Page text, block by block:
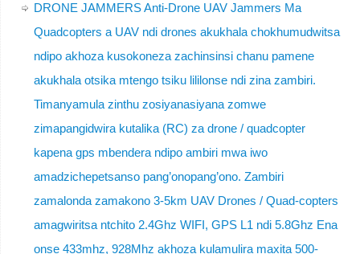
DRONE JAMMERS Anti-Drone UAV Jammers Ma
Quadcopters a UAV ndi drones akukhala chokhumudwitsa
ndipo akhoza kusokoneza zachinsinsi chanu pamene
akukhala otsika mtengo tsiku lililonse ndi zina zambiri.
Timanyamula zinthu zosiyanasiyana zomwe
zimapangidwira kutalika (RC) za drone / quadcopter
kapena gps mbendera ndipo ambiri mwa iwo
amadzichepetsanso pang’onopang’ono. Zambiri
zamalonda zamakono 3-5km UAV Drones / Quad-copters
amagwiritsa ntchito 2.4Ghz WIFI, GPS L1 ndi 5.8Ghz Ena
onse 433mhz, 928Mhz akhoza kulamulira maxita 500-